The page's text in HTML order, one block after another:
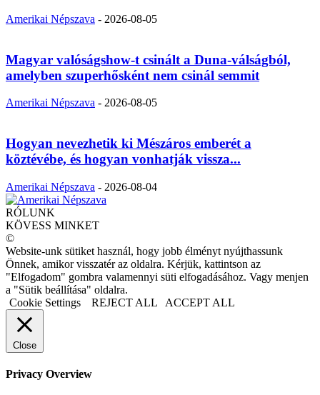
Amerikai Népszava - 2026-08-05
Magyar valóságshow-t csinált a Duna-válságból,
amelyben szuperhősként nem csinál semmit
Amerikai Népszava - 2026-08-05
Hogyan nevezhetik ki Mészáros emberét a
köztévébe, és hogyan vonhatják vissza...
Amerikai Népszava - 2026-08-04
RÓLUNK
KÖVESS MINKET
©
Website-unk sütiket használ, hogy jobb élményt nyújthassunk
Önnek, amikor visszatér az oldalra. Kérjük, kattintson az
"Elfogadom" gombra valamennyi süti elfogadásához. Vagy menjen
a "Sütik beállítása" oldalra.
Cookie Settings
REJECT ALL ACCEPT ALL
Close
Privacy Overview